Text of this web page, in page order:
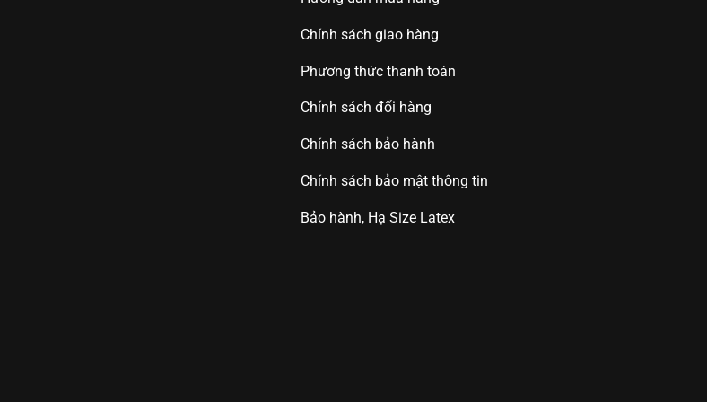
Chính sách giao hàng
Phương thức thanh toán
Chính sách đổi hàng
Chính sách bảo hành
Chính sách bảo mật thông tin
Bảo hành, Hạ Size Latex